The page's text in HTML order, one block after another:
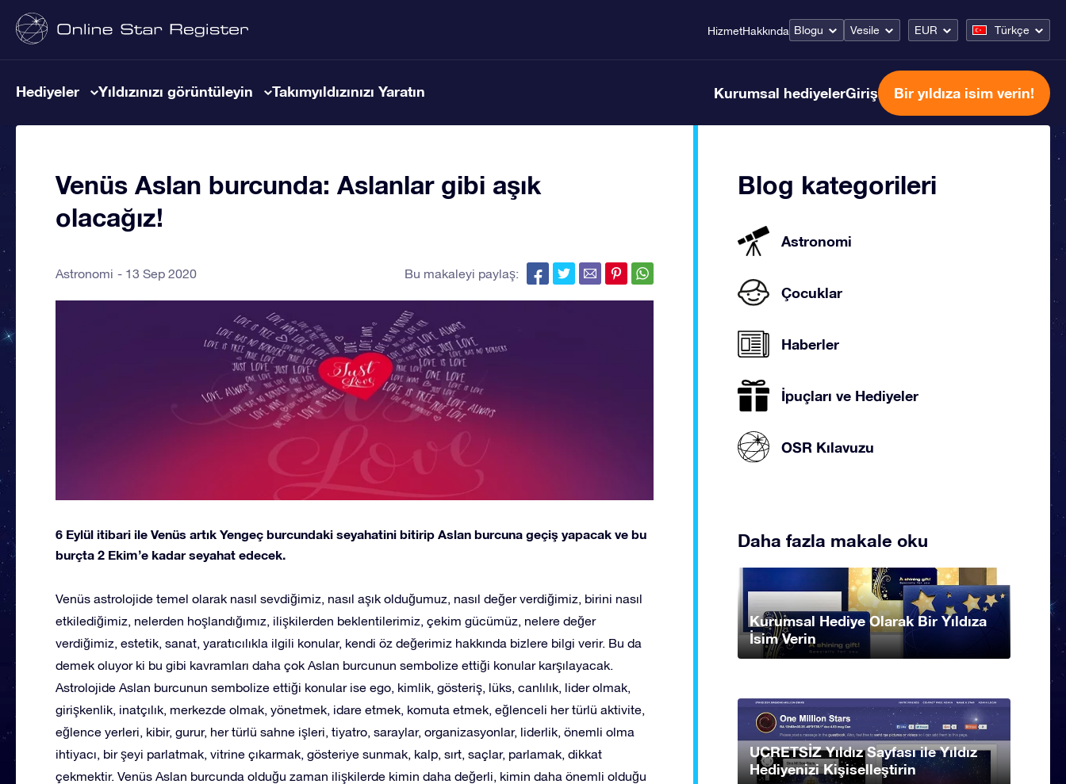
HizmetHakkında Blogu Vesile EUR Türkçe
Hediyeler Yıldızınızı görüntüleyin Takımyıldızınızı Yaratın Kurumsal hediyelerGiriş Bir yıldıza isim verin!
Venüs Aslan burcunda: Aslanlar gibi aşık
olacağız!
Astronomi 13 Sep 2020 Bu makaleyi paylaş:
6 Eylül itibari ile Venüs artık Yengeç burcundaki seyahatini bitirip Aslan burcuna geçiş yapacak ve bu
burçta 2 Ekim’e kadar seyahat edecek.
Venüs astrolojide temel olarak nasıl sevdiğimiz, nasıl aşık olduğumuz, nasıl değer verdiğimiz, birini nasıl
etkilediğimiz, nelerden hoşlandığımız, ilişkilerden beklentilerimiz, çekim gücümüz, nelere değer
verdiğimiz, estetik, sanat, yaratıcılıkla ilgili konular, kendi öz değerimiz hakkında bizlere bilgi verir. Bu da
demek oluyor ki bu gibi kavramları daha çok Aslan burcunun sembolize ettiği konular karşılayacak.
Astrolojide Aslan burcunun sembolize ettiği konular ise ego, kimlik, gösteriş, lüks, canlılık, lider olmak,
girişkenlik, inatçılık, merkezde olmak, yönetmek, idare etmek, komuta etmek, eğlenceli her türlü aktivite,
eğlence yerleri, kibir, gurur, her türlü sahne işleri, tiyatro, saraylar, organizasyonlar, liderlik, önemli olma
ihtiyacı, bir şeyi parlatmak, vitrine çıkarmak, gösteriye sunmak, kalp, sırt, saçlar, parlamak, dikkat
çekmektir. Venüs Aslan burcunda olduğu zaman ilişkilerde kimin daha değerli, kimin daha önemli olduğu
Blog kategorileri
Astronomi
Çocuklar
Haberler
İpuçları ve Hediyeler
OSR Kılavuzu
Daha fazla makale oku
Kurumsal Hediye Olarak Bir Yıldıza
İsim Verin
UCRETSİZ Yıldız Sayfası ile Yıldız
Hediyenizi Kişiselleştirin